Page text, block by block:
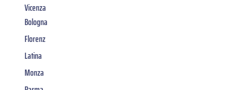
Vicenza
Bologna
Florenz
Latina
Monza